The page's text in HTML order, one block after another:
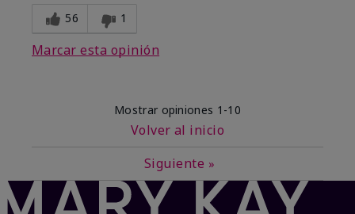
56 1
Marcar esta opinión
Mostrar opiniones 1-10
Volver al inicio
Siguiente »